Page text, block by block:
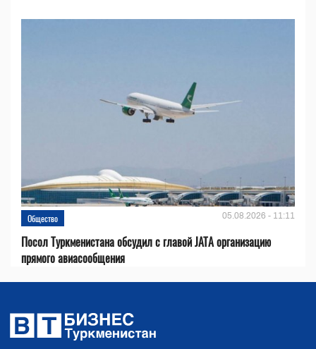
Общество 05.08.2026 - 11:11
Посол Туркменистана обсудил с главой JATA организацию
прямого авиасообщения